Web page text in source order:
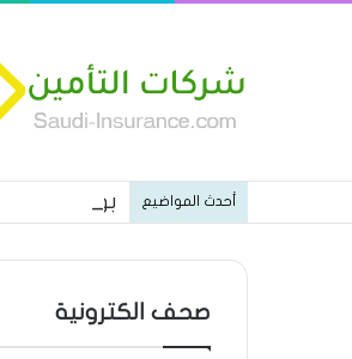
أحدث المواضيع بوليصة
صحف الكترونية